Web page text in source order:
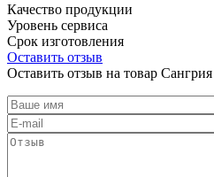
Качество продукции
Уровень сервиса
Срок изготовления
Оставить отзыв
Оставить отзыв на товар Сангрия